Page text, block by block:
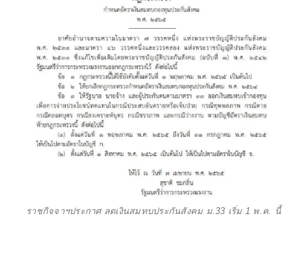
ราชกิจจาฯประกาศ ลดเงินสมทบประกันสังคม ม.33 เริ่ม 1 พ.ค. นี้